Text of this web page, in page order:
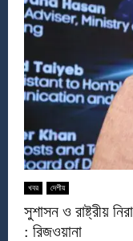
খবর দেশীয়
সুশাসন ও রাষ্ট্রীয়
: রিজওয়ানা